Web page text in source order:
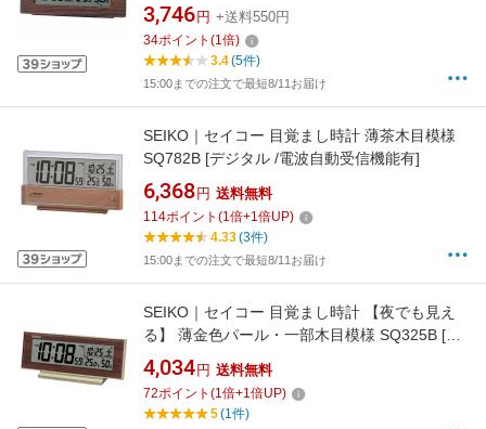
3,746 円 +送料550円
34ポイント (1倍)
3.4(5件)
15:00までの注文で最短8/11お届け
SEIKO｜セイコー 目覚まし時計 薄茶木目模様
SQ782B [デジタル /電波自動受信機能有]
6,368 円 送料無料
114ポイント (1倍+1倍UP)
4.33(3件)
15:00までの注文で最短8/11お届け
SEIKO｜セイコー 目覚まし時計 【夜でも見え
る】 薄金色パール・一部木目模様 SQ325B [デ
ジタル /電波自動受信機能有]
4,034 円 送料無料
72ポイント (1倍+1倍UP)
5(1件)